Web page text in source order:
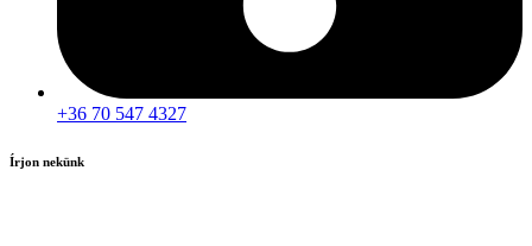
+36 70 547 4327
Írjon nekünk